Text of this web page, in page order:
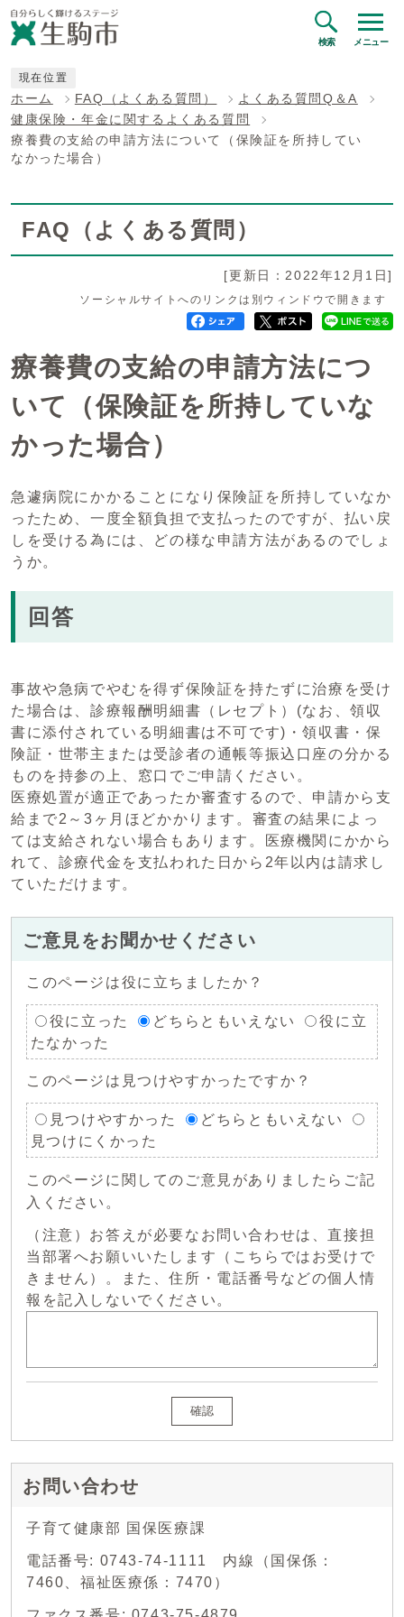
検索 メニュー
現在位置
ホーム FAQ（よくある質問）
よくある質問Q＆A
健康保険・年金に関するよくある質問
療養費の支給の申請方法について（保険証を所持してい
なかった場合）
FAQ（よくある質問）
[更新日：2022年12月1日]
ソーシャルサイトへのリンクは別ウィンドウで開きます
療養費の支給の申請方法につ
いて（保険証を所持していな
かった場合）
急遽病院にかかることになり保険証を所持していなか
ったため、一度全額負担で支払ったのですが、払い戻
しを受ける為には、どの様な申請方法があるのでしょ
うか。
回答
事故や急病でやむを得ず保険証を持たずに治療を受け
た場合は、診療報酬明細書（レセプト）(なお、領収
書に添付されている明細書は不可です)・領収書・保
険証・世帯主または受診者の通帳等振込口座の分かる
ものを持参の上、窓口でご申請ください。
医療処置が適正であったか審査するので、申請から支
給まで2～3ヶ月ほどかかります。審査の結果によっ
ては支給されない場合もあります。医療機関にかから
れて、診療代金を支払われた日から2年以内は請求し
ていただけます。
ご意見をお聞かせください
このページは役に立ちましたか？
役に立った どちらともいえない
役に立
たなかった
このページは見つけやすかったですか？
見つけやすかった
どちらともいえない
見つけにくかった
このページに関してのご意見がありましたらご記
入ください。
（注意）お答えが必要なお問い合わせは、直接担
当部署へお願いいたします（こちらではお受けで
きません）。また、住所・電話番号などの個人情
報を記入しないでください。
確認
お問い合わせ
子育て健康部 国保医療課
電話番号: 0743-74-1111 内線（国保係：
7460、福祉医療係：7470）